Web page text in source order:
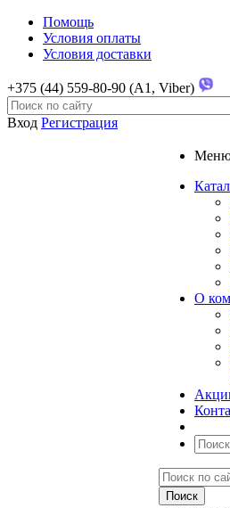
Помощь
Условия оплаты
Условия доставки
+375 (44) 559-80-90 (A1, Viber)
Вход Регистрация
О